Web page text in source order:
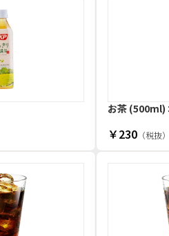
お茶 (500ml)
￥230（税抜）